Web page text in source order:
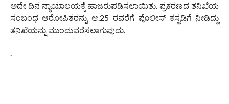
ಅದೇ ದಿನ ನ್ಯಾಯಾಲಯಕ್ಕೆ ಹಾಜರುಪಡಿಸಲಾಯಿತು. ಪ್ರಕರಣದ ತನಿಖೆಯ
ಸಂಬಂಧ ಆರೋಪಿತರನ್ನು ಆ.25 ರವರೆಗೆ ಪೊಲೀಸ್ ಕಸ್ಟಡಿಗೆ ನೀಡಿದ್ದು
ತನಿಖೆಯನ್ನು ಮುಂದುವರೆಸಲಾಗುವುದು.
.